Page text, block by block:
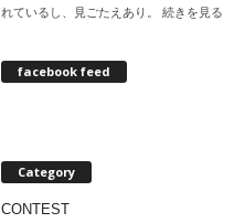
れているし、見ごたえあり。 続きを見る
facebook feed
Category
CONTEST